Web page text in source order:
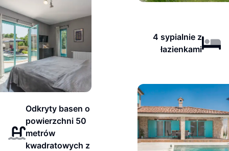
4 sypialnie z
łazienkami
Odkryty basen o
powierzchni 50
metrów
kwadratowych z